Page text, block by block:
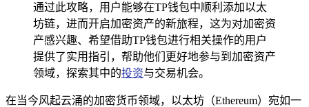
通过此攻略，用户能够在TP钱包中顺利添加以太
坊链，进而开启加密资产的新旅程，这为对加密资
产感兴趣、希望借助TP钱包进行相关操作的用户
提供了实用指引，帮助他们更好地参与到加密资产
领域，探索其中的投资与交易机会。
在当今风起云涌的加密货币领域，以太坊（Ethereum）宛如一